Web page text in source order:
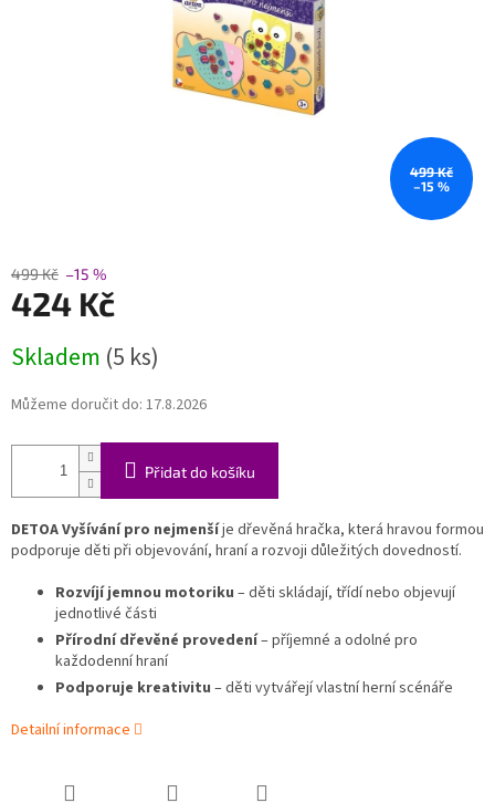
499 Kč
–15 %
499 Kč –15 %
424 Kč
cena:
Skladem (5 ks)
Můžeme doručit do: 17.8.2026
Přidat do košíku
DETOA Vyšívání pro nejmenšíje dřevěná hračka, která hravou formou
podporuje děti při objevování, hraní a rozvoji důležitých dovedností.
Rozvíjí jemnou motoriku – děti skládají, třídí nebo objevují
jednotlivé části
Přírodní dřevěné provedení– příjemné a odolné pro
každodenní hraní
Podporuje kreativitu – děti vytvářejí vlastní herní scénáře
Detailní informace